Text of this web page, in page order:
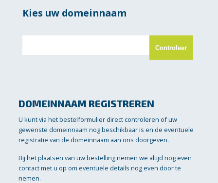
DOMEINNAAM REGISTREREN
U kunt via het bestelformulier direct controleren of uw
gewenste domeinnaam nog beschikbaar is en de eventuele
registratie van de domeinnaam aan ons doorgeven.
Bij het plaatsen van uw bestelling nemen we altijd nog even
contact met u op om eventuele details nog even door te
nemen.